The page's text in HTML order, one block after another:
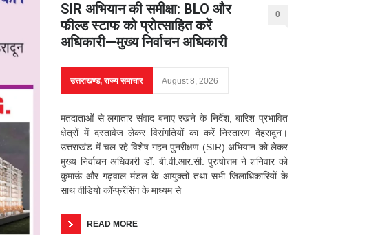
SIR अभियान की समीक्षा: BLO और
फील्ड स्टाफ को प्रोत्साहित करें
अधिकारी—मुख्य निर्वाचन अधिकारी
0
उत्तराखण्ड,राज्य समाचार August 8, 2026
मतदाताओं से लगातार संवाद बनाए रखने के निर्देश, बारिश प्रभावित
क्षेत्रों में दस्तावेज लेकर विसंगतियों का करें निस्तारण देहरादून।
उत्तराखंड में चल रहे विशेष गहन पुनरीक्षण (SIR) अभियान को लेकर
मुख्य निर्वाचन अधिकारी डॉ. बी.वी.आर.सी. पुरुषोत्तम ने शनिवार को
कुमाऊं और गढ़वाल मंडल के आयुक्तों तथा सभी जिलाधिकारियों के
साथ वीडियो कॉन्फ्रेंसिंग के माध्यम से
READ MORE